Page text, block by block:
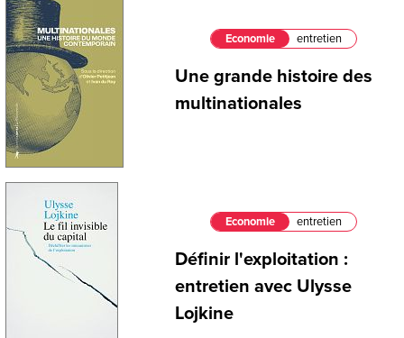
Economie entretien
Une grande histoire des
multinationales
Economie entretien
Définir l'exploitation :
entretien avec Ulysse
Lojkine